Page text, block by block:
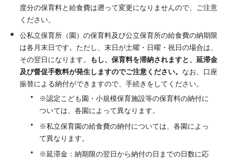
度分の保育料と給食費は遡って変更になりませんので、ご注意
ください。
公私立保育所（園）の保育料及び公立保育所の給食費の納期限
は各月末日です。ただし、末日が土曜・日曜・祝日の場合は、
その翌日になります。
もし、保育料を滞納されますと、延滞金
及び督促手数料が発生しますのでご注意ください。 なお、口座
振替による納付ができますので、手続きをしてください。
※認定こども園・小規模保育施設等の保育料の納付に
ついては、各園によって異なります。
※私立保育園の給食費の納付については、各園によっ
て異なります。
※延滞金：納期限の翌日から納付の日までの日数に応